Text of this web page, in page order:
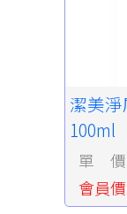
潔美
100ml
單 價
會員